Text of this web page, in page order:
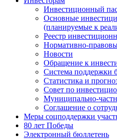
Инвестиционный
Основные
(планируемые к
Реестр
Нормативно-
Новости
Обращение к
Система поддержки
Статистика и
Совет по
Муниципально-
Соглашение о
Меры соцподдержки
80 лет Победы
Электронный бюллетень